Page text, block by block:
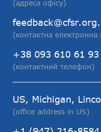
(адреса офісу)
(контактна
+38 093 610 61 93
(контактний телефон)
US, Michigan,
(office address in US)